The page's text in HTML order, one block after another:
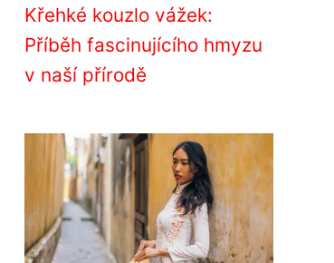
Křehké kouzlo vážek:
Příběh fascinujícího hmyzu
v naší přírodě